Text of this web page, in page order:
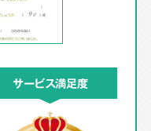
サービス満足度